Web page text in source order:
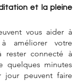
et la pleine
vous aider à
améliorer votre
rester connecté à
quelques minutes
jour peuvent faire